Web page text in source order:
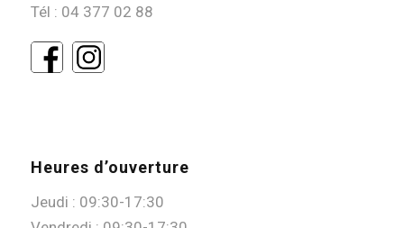
Tél : 04 377 02 88
Heures d’ouverture
Jeudi : 09:30-17:30